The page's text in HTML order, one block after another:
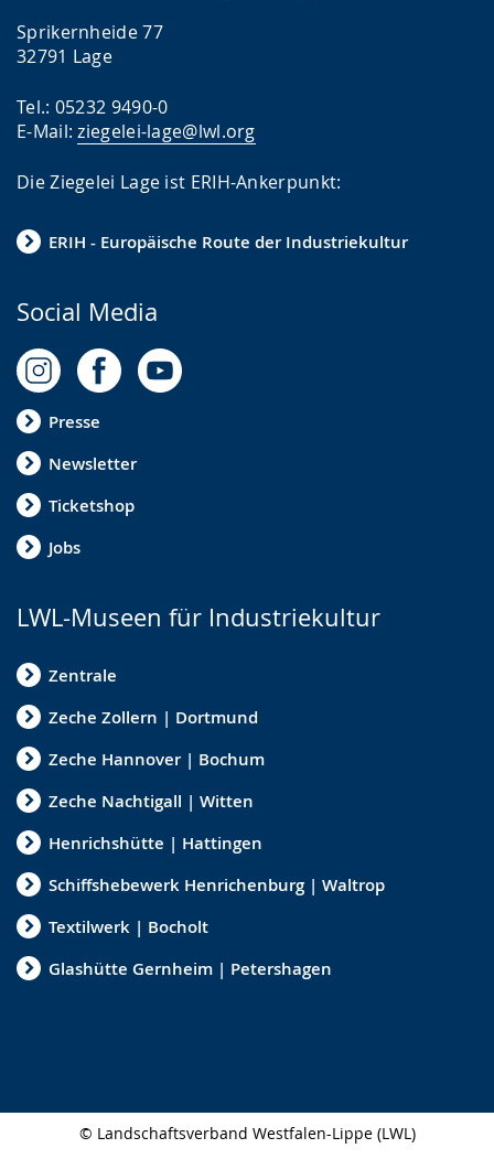
Sprikernheide 77
32791 Lage
Tel.: 05232 9490-0
E-Mail:ziegelei-lage@lwl.org
Die Ziegelei Lage ist ERIH-Ankerpunkt:
ERIH - Europäische Route der Industriekultur
Social Media
Presse
Newsletter
Ticketshop
Jobs
LWL-Museen für Industriekultur
Zentrale
Zeche Zollern | Dortmund
Zeche Hannover | Bochum
Zeche Nachtigall | Witten
Henrichshütte | Hattingen
Schiffshebewerk Henrichenburg | Waltrop
Textilwerk | Bocholt
Glashütte Gernheim | Petershagen
© Landschaftsverband Westfalen-Lippe (LWL)